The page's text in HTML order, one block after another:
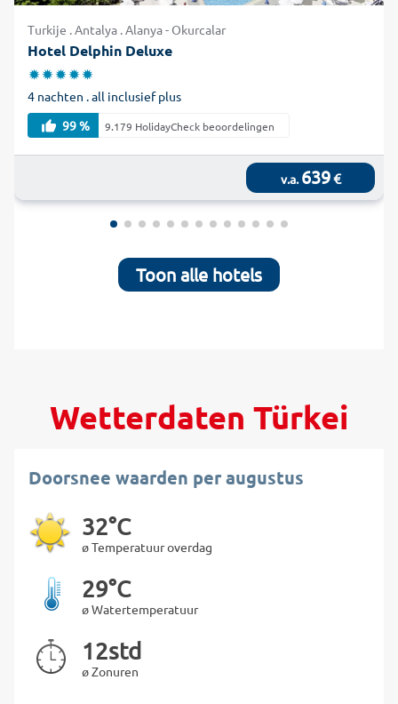
Turkije . Antalya . Alanya - Okurcalar
Hotel Delphin Deluxe
4 nachten . all inclusief plus
99 %
9.179 HolidayCheck beoordelingen
v.a.639€
Toon alle hotels
Wetterdaten Türkei
Doorsnee waarden per augustus
32°C
ø Temperatuur overdag
29°C
ø Watertemperatuur
12std
ø Zonuren